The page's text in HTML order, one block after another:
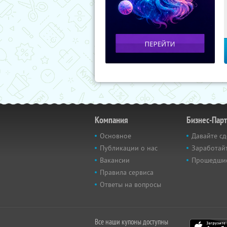
Компания
Основное
Публикации о нас
Вакансии
Правила сервиса
Ответы на вопросы
Бизнес-
Давайте
Все наши купоны доступны